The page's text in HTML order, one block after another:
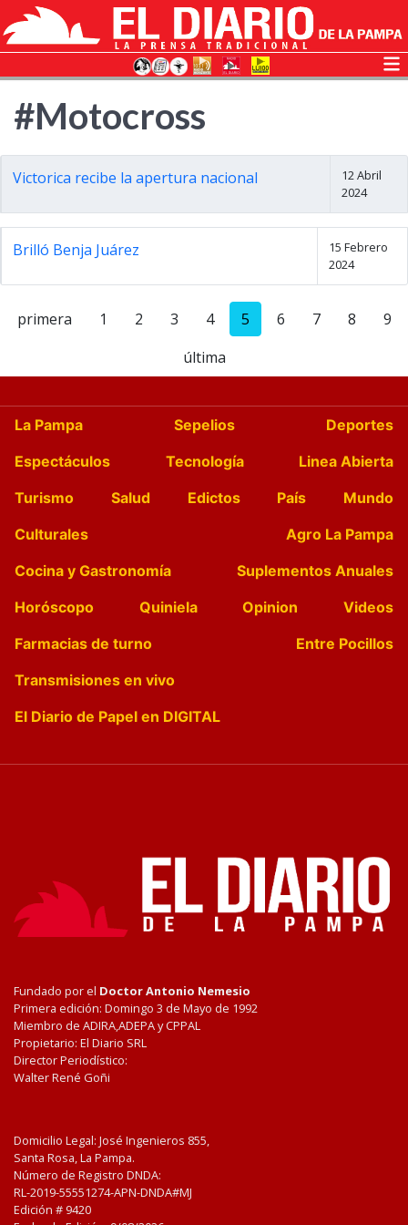
#Motocross
Victorica recibe la apertura nacional
12 Abril
2024
Brilló Benja Juárez
15 Febrero
2024
primera 1 2 3 4 5 6 7 8
9
última
La Pampa Sepelios
Deportes
Espectáculos
Tecnología
Linea Abierta
Turismo
Salud Edictos País
Mundo
Culturales
Agro La Pampa
Cocina y Gastronomía
Suplementos Anuales
Horóscopo
Quiniela Opinion
Videos
Farmacias de turno
Entre Pocillos
Transmisiones en vivo
El Diario de Papel en DIGITAL
Fundado por el Doctor Antonio Nemesio
Primera edición: Domingo 3 de Mayo de 1992
Miembro de ADIRA,ADEPA y CPPAL
Propietario: El Diario SRL
Director Periodístico:
Walter René Goñi
Domicilio Legal: José Ingenieros 855,
Santa Rosa, La Pampa.
Número de Registro DNDA:
RL-2019-55551274-APN-DNDA#MJ
Edición # 9420